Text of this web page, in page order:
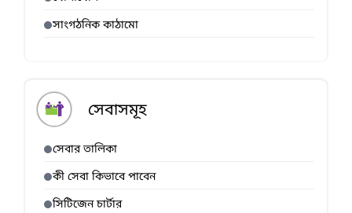
সাংগঠনিক কাঠামো
সেবাসমূহ
সেবার তালিকা
কী সেবা কিভাবে পাবেন
সিটিজেন চার্টার